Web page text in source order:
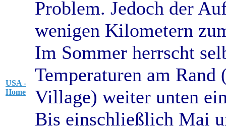
USA -
Home
Problem. Jedoch der
wenigen Kilometern
Im Sommer herrscht
Temperaturen am Rand
Village) weiter unten
Bis einschließlich Mai